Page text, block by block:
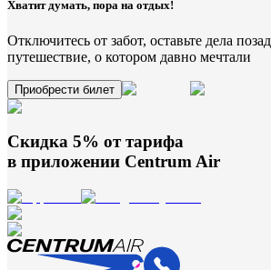
Хватит думать, пора на отдых!
Отключитесь от забот, оставьте дела
путешествие, о котором давно мечтали
Приобрести билет
Скидка 5% от тарифа
в приложении Centrum Air